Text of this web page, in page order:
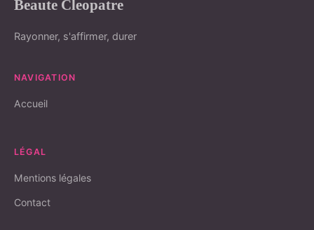
Beaute Cleopatre
Rayonner, s'affirmer, durer
NAVIGATION
Accueil
LÉGAL
Mentions légales
Contact